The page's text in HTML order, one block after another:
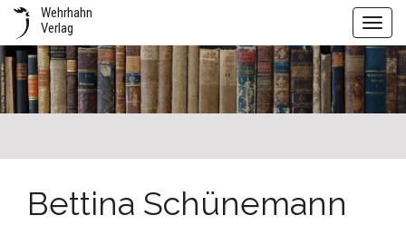
Wehrhahn
Verlag
Bettina Schünemann